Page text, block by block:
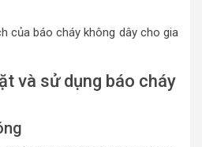
của báo cháy không dây cho gia
và sử dụng báo cháy